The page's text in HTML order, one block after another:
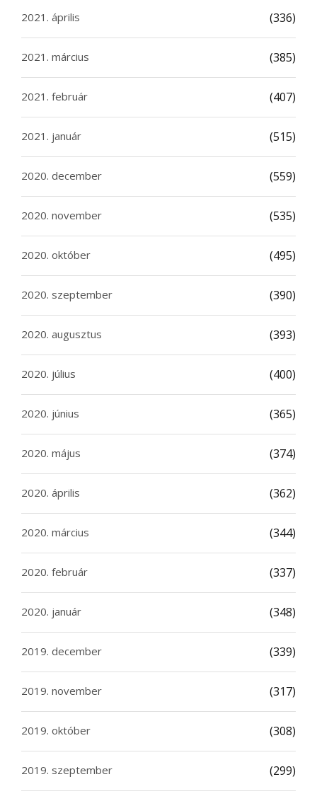
2021. április (336)
2021. március (385)
2021. február (407)
2021. január (515)
2020. december (559)
2020. november (535)
2020. október (495)
2020. szeptember (390)
2020. augusztus (393)
2020. július (400)
2020. június (365)
2020. május (374)
2020. április (362)
2020. március (344)
2020. február (337)
2020. január (348)
2019. december (339)
2019. november (317)
2019. október (308)
2019. szeptember (299)